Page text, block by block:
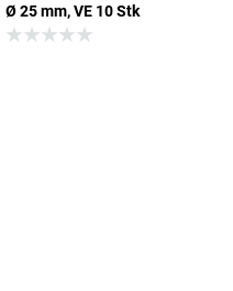
Ø 25 mm, VE 10 Stk